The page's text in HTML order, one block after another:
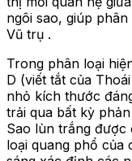
ngôi sao, giúp
Vũ trụ .
Trong phân loại
D (viết tắt của
nhỏ kích thước
trải qua bất kỳ
Sao lùn trắng được
loại quang phổ của